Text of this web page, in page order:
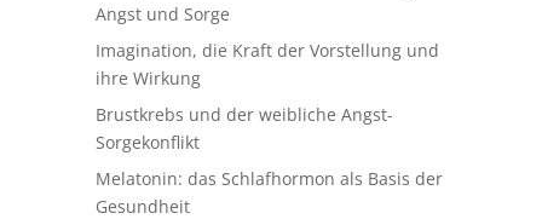
Angst und Sorge
Imagination, die Kraft der Vorstellung und
ihre Wirkung
Brustkrebs und der weibliche Angst-
Sorgekonflikt
Melatonin: das Schlafhormon als Basis der
Gesundheit